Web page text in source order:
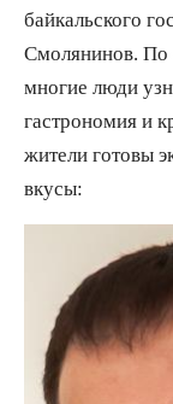
байкальского
Смолянинов. По
многие люди
гастрономия и
жители готовы
вкусы: